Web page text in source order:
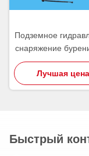
Подземное
снаряжение
360°, подземная
машина
Лучшая цена
Быстрый